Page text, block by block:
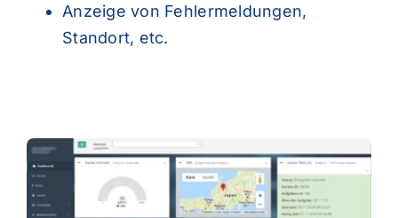
Anzeige von Fehlermeldungen,
Standort, etc.